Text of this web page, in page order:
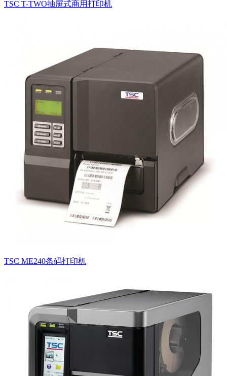
TSC T-TWO抽屉式商用打印机
TSC ME240条码打印机